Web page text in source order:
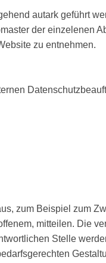
autark geführt
der einzelenen
zu entnehmen.
zum Beispiel zum
mitteilen. Die
Stelle